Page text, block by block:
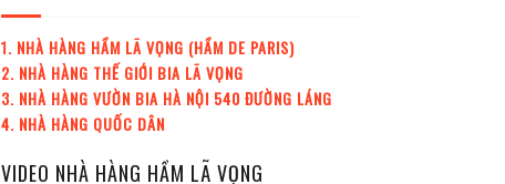
1. NHÀ HÀNG HẦM LÃ VỌNG (HẦM DE PARIS)
2. NHÀ HÀNG THẾ GIỚI BIA LÃ VỌNG
3. NHÀ HÀNG VƯỜN BIA HÀ NỘI 540 ĐƯỜNG LÁNG
4. NHÀ HÀNG QUỐC DÂN
VIDEO NHÀ HÀNG HẦM LÃ VỌNG